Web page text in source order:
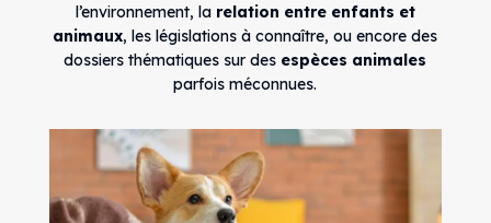
l’environnement, la relation entre enfants et
animaux, les législations à connaître, ou encore des
dossiers thématiques sur des espèces animales
parfois méconnues.